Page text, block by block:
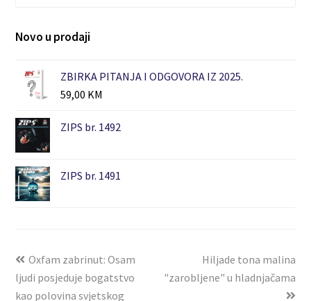
Novo u prodaji
ZBIRKA PITANJA I ODGOVORA IZ 2025.
59,00 KM
ZIPS br. 1492
ZIPS br. 1491
Oxfam zabrinut: Osam
ljudi posjeduje bogatstvo
kao polovina svjetskog
Hiljade tona malina
"zarobljene" u hladnjačama